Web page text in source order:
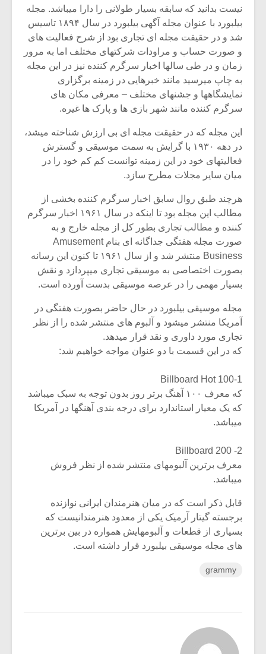
نیست بدانید که سابقه بسیار طولانی را دارا میباشد. مجله
بیلبورد با عنوان مجله آگهی بیلبورد در سال ۱۸۹۴ تاسیس
شد و در حقیقت مجله ای تجاری بود از شرح فعالیت های
و صورت حساب و مراودات شرکتهای مختلف اما به مرور
زمان و در طی سالها اخبار سرگرم کننده نیز در این مجله
به چاپ میرسید مانند خبرهایی در زمینه برگزاری
نمایشگاهها و جشنهای مختلف – معرفی مکان های
سرگرم کننده مانند شهر بازی ها و پارک ها غیره.
این مجله که در حقیقت مجله ای بی ارزش شناخته میشد،
در دهه ۱۹۳۰ با گرایش به سمت موسیقی و گسترش
فعالیتهای خود در این زمینه توانست کم کم خود را در
میان سایر مجلات مطرح سازد.
هرچند طبق روال سابق اخبار سرگرم کننده بخشی از
مطالب این مجله بود تا اینکه در سال ۱۹۶۱ اخبار سرگرم
کننده و مطالب تجاری بطور کل از مجله خارج و به
صورت مجله هفتگی جداگانه ای بنام Amusement
Business منتشر شد و از سال ۱۹۶۱ تا کنون این رسانه
بصورت اختصاصی به موسیقی تجاری میپردازد و نقش
بسیار مهمی را در عرصه موسیقی بدست آورده است.
مجله موسیقی بیلبورد در حال حاضر بصورت هفتگی در
آمریکا منتشر میشود و آلبوم های منتشر شده را از نظر
تجاری مورد داوری و نقد قرار میدهد.
که در این قسمت با دو عنوان مواجه خواهیم شد:
1-Billboard Hot 100
که معرف ۱۰۰ آهنگ برتر روز بدون توجه به سبک میباشد
که یک معیار استاندارد برای درجه بندی آهنگها در آمریکا
میباشد.
2- Billboard 200
معرف برترین آلبومهای منتشر شده از نظر فروش
میباشد.
قابل ذکر است که در میان هنرمندان ایرانی نوازنده
برجسته گیتار آرمیک یکی از معدود هنرمندانیست که
بسیاری از قطعات و آلبومهایش همواره در بین برترین
های مجله موسیقی بیلبورد قرار داشته است.
grammy